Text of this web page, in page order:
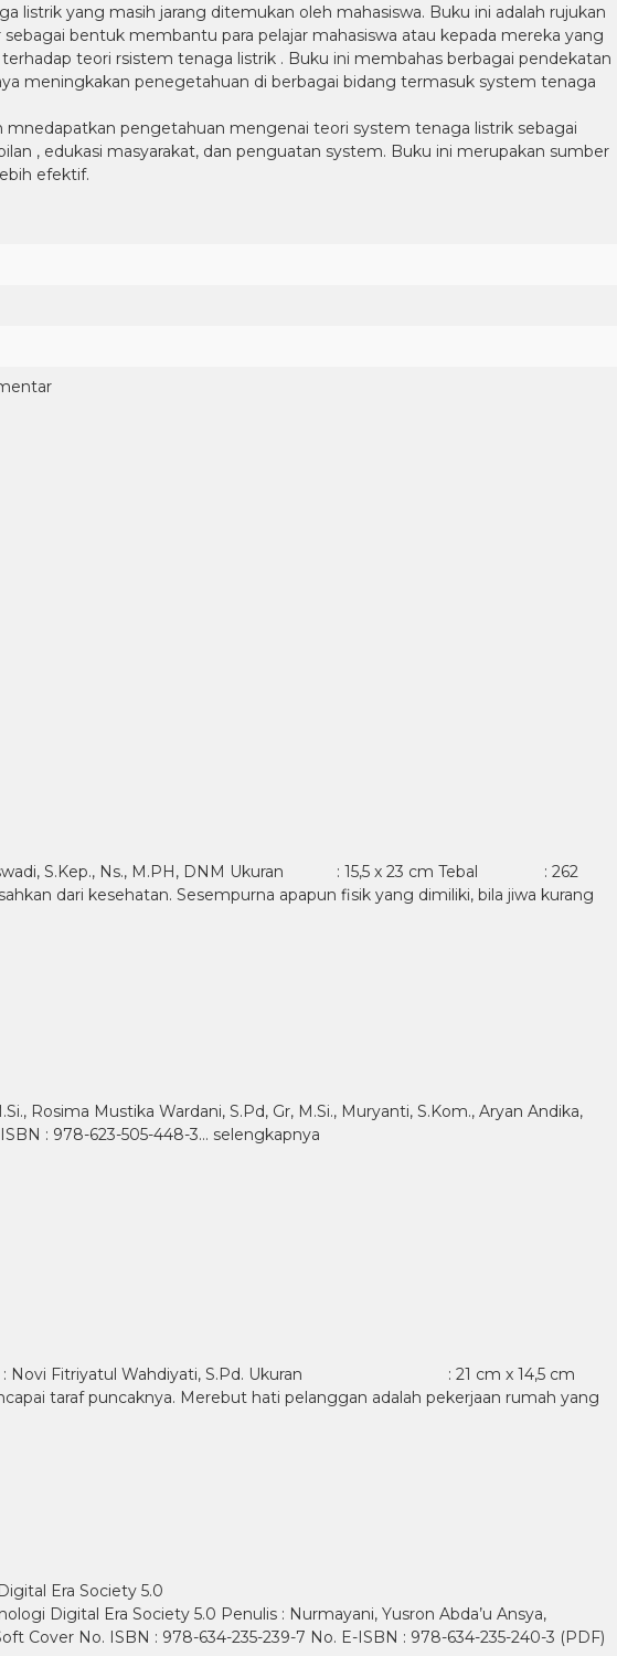
listrik yang masih jarang ditemukan oleh mahasiswa. Buku ini adalah rujukan
bentuk membantu para pelajar mahasiswa atau kepada mereka yang
teori rsistem tenaga listrik . Buku ini membahas berbagai pendekatan
meningkakan penegetahuan di berbagai bidang termasuk system tenaga
mnedapatkan pengetahuan mengenai teori system tenaga listrik sebagai
, edukasi masyarakat, dan penguatan system. Buku ini merupakan sumber
efektif.
S.Kep., Ns., M.PH, DNM Ukuran : 15,5 x 23 cm Tebal : 262
dari kesehatan. Sesempurna apapun fisik yang dimiliki, bila jiwa kurang
Rosima Mustika Wardani, S.Pd, Gr, M.Si., Muryanti, S.Kom., Aryan Andika,
: 978-623-505-448-3… selengkapnya
Novi Fitriyatul Wahdiyati, S.Pd. Ukuran : 21 cm x 14,5 cm
puncaknya. Merebut hati pelanggan adalah pekerjaan rumah yang
Era Society 5.0
Digital Era Society 5.0 Penulis : Nurmayani, Yusron Abda’u Ansya,
Cover No. ISBN : 978-634-235-239-7 No. E-ISBN : 978-634-235-240-3 (PDF)